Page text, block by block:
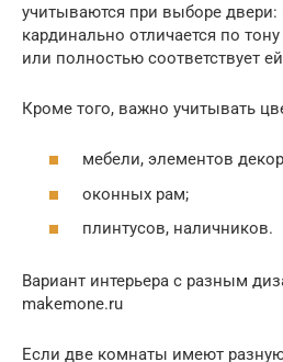
учитываются при выборе двери:
кардинально отличается по
или полностью соответствует
Кроме того, важно учитывать
мебели, элементов
оконных рам;
плинтусов, наличников.
Вариант интерьера с разным
makemone.ru
Если две комнаты имеют